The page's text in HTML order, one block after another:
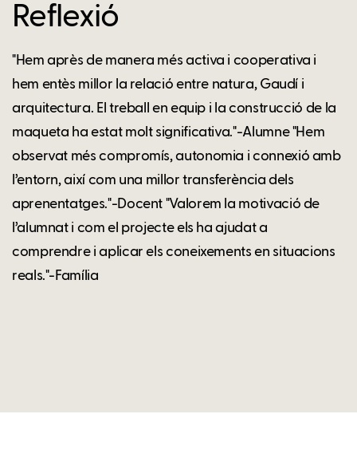
Reflexió
"Hem après de manera més activa i cooperativa i
hem entès millor la relació entre natura, Gaudí i
arquitectura. El treball en equip i la construcció de la
maqueta ha estat molt significativa."-Alumne "Hem
observat més compromís, autonomia i connexió amb
l’entorn, així com una millor transferència dels
aprenentatges."-Docent "Valorem la motivació de
l’alumnat i com el projecte els ha ajudat a
comprendre i aplicar els coneixements en situacions
reals."-Família